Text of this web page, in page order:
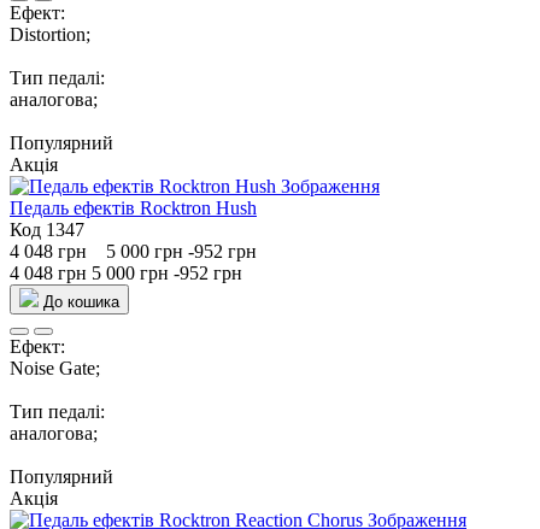
Ефект:
Distortion;
Тип педалі:
аналогова;
Популярний
Акція
Педаль ефектів Rocktron Hush
Код 1347
4 048 грн 5 000 грн -952 грн
4 048 грн 5 000 грн -952 грн
До кошика
Ефект:
Noise Gate;
Тип педалі:
аналогова;
Популярний
Акція